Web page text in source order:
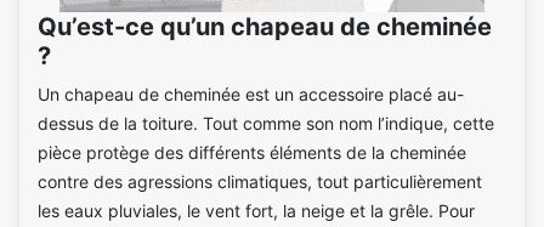
Qu’est-ce qu’un chapeau de cheminée
?
Un chapeau de cheminée est un accessoire placé au-
dessus de la toiture. Tout comme son nom l’indique, cette
pièce protège des différents éléments de la cheminée
contre des agressions climatiques, tout particulièrement
les eaux pluviales, le vent fort, la neige et la grêle. Pour